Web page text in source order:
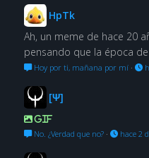
HpTk
Ah, un meme de hace 20
pensando que la época
Hoy por ti, mañana por mí·
[Ψ]
GIF
No. ¿Verdad que no?· hace 2